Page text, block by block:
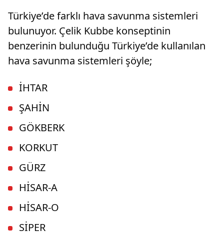
Türkiye’de farklı hava savunma sistemleri
bulunuyor. Çelik Kubbe konseptinin
benzerinin bulunduğu Türkiye’de kullanılan
hava savunma sistemleri şöyle;
İHTAR
ŞAHİN
GÖKBERK
KORKUT
GÜRZ
HİSAR-A
HİSAR-O
SİPER